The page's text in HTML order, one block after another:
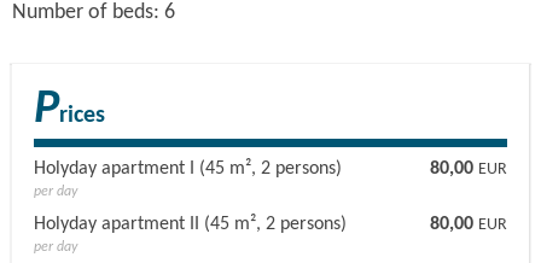
Number of beds: 6
Prices
Holyday apartment I (45 m², 2 persons) 80,00 EUR
per day
Holyday apartment II (45 m², 2 persons) 80,00 EUR
per day